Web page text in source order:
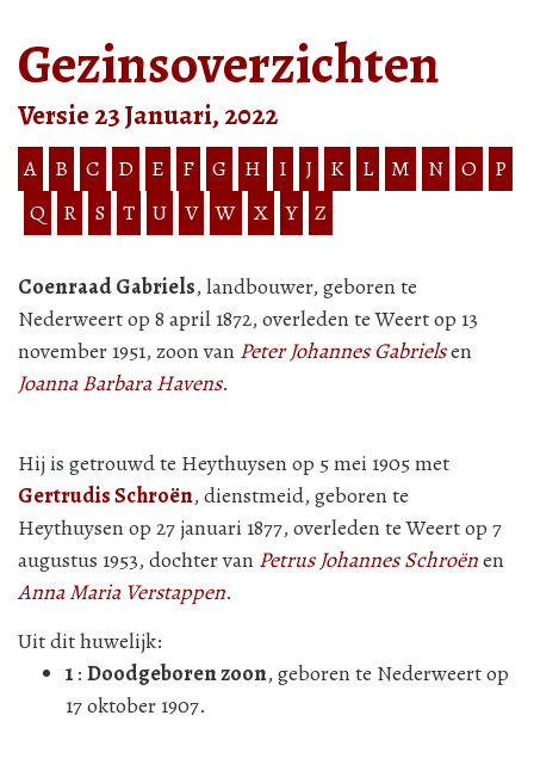
Gezinsoverzichten
Versie 23 Januari, 2022
A B C D E F G H I J K L M N O
P
Q
R S T U V W X Y Z
Coenraad Gabriels, landbouwer, geboren te
Nederweert op 8 april 1872, overleden te Weert op 13
november 1951, zoon van Peter Johannes Gabrielsen
Joanna Barbara Havens.
Hij is getrouwd te Heythuysen op 5 mei 1905 met
Gertrudis Schroën, dienstmeid, geboren te
Heythuysen op 27 januari 1877, overleden te Weert op 7
augustus 1953, dochter van Petrus Johannes Schroënen
Anna Maria Verstappen.
Uit dit huwelijk:
1 : Doodgeboren zoon, geboren te Nederweert op
17 oktober 1907.